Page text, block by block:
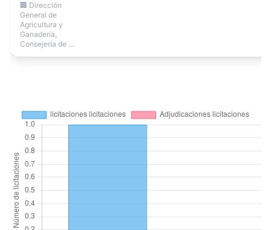
🏢 Dirección
General de
Agricultura y
Ganadería,
Consejería de ...